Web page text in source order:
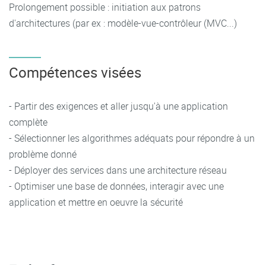
Prolongement possible : initiation aux patrons
d'architectures (par ex : modèle-vue-contrôleur (MVC...)
Compétences visées
- Partir des exigences et aller jusqu'à une application
complète
- Sélectionner les algorithmes adéquats pour répondre à un
problème donné
- Déployer des services dans une architecture réseau
- Optimiser une base de données, interagir avec une
application et mettre en oeuvre la sécurité